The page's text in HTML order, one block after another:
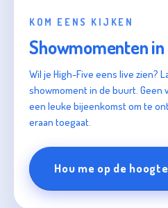
KOM EENS KIJKEN
Showmomenten
Wil je High-Five eens live zien?
showmoment in de buurt. Geen
een leuke bijeenkomst om te
eraan toegaat.
Hou me op de hoogte